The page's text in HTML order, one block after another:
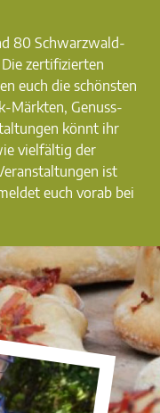
80 Schwarzwald-
zertifizierten
euch die schönsten
Märkten, Genuss-
könnt ihr
vielfältig der
ist
euch vorab bei